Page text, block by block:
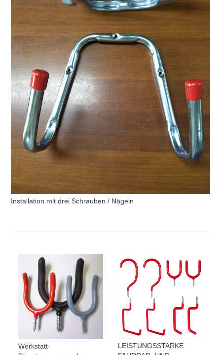
Installation mit drei Schrauben / Nägeln
Werkstatt-
LEISTUNGSSTARKE